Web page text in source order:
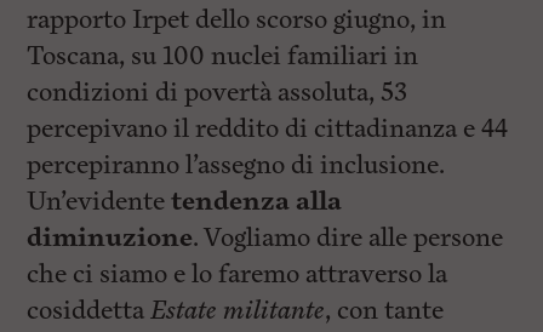
rapporto Irpet dello scorso giugno, in
Toscana, su 100 nuclei familiari in
condizioni di povertà assoluta, 53
percepivano il reddito di cittadinanza e 44
percepiranno l’assegno di inclusione.
Un’evidentetendenza alla
diminuzione. Vogliamo dire alle persone
che ci siamo e lo faremo attraverso la
cosiddettaEstate militante, con tante